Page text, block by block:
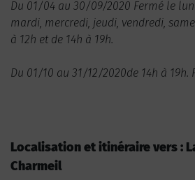
Du 01/04 au 30/09/2020 Fermé le
mardi, mercredi, jeudi, vendredi,
à 12h et de 14h à 19h.
Du 01/10 au 31/12/2020de 14h à 19h.
Localisation et itinéraire vers :
Charmeil